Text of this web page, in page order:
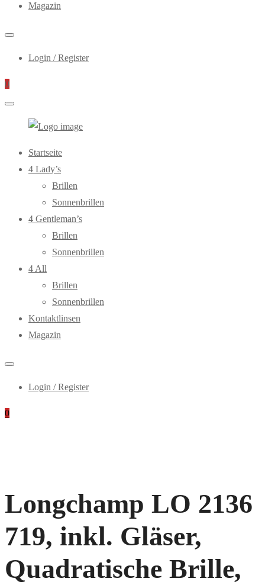
Magazin
Login / Register
0
Primary
Menu
Startseite
4 Lady’s
Brillen
Sonnenbrillen
4 Gentleman’s
Brillen
Sonnenbrillen
4 All
Brillen
Sonnenbrillen
Kontaktlinsen
Magazin
Login / Register
0
Longchamp LO 2136
719, inkl. Gläser,
Quadratische Brille,